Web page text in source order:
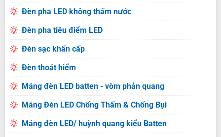
Đèn pha LED không thấm nước
Đèn pha tiêu điểm LED
Đèn sạc khẩn cấp
Đèn thoát hiểm
Máng đèn LED batten - vòm phản quang
Máng Đèn LED Chống Thấm & Chống Bụi
Máng đèn LED/ huỳnh quang kiểu Batten